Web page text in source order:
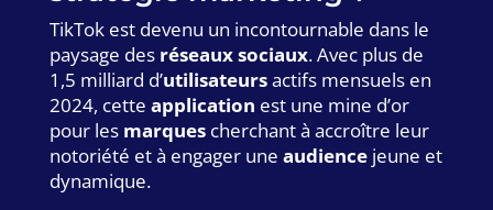
TikTok est devenu un incontournable dans le
paysage des réseaux sociaux. Avec plus de
1,5 milliard d’utilisateursactifs mensuels en
2024, cette application est une mine d’or
pour les marquescherchant à accroître leur
notoriété et à engager une audiencejeune et
dynamique.